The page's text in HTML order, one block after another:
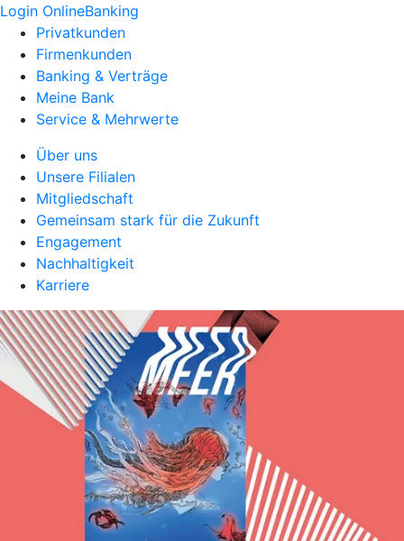
Login OnlineBanking
Privatkunden
Firmenkunden
Banking & Verträge
Meine Bank
Service & Mehrwerte
Über uns
Unsere Filialen
Mitgliedschaft
Gemeinsam stark für die Zukunft
Engagement
Nachhaltigkeit
Karriere